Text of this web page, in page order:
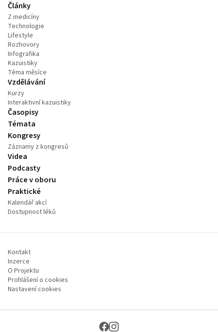
Články
Z medicíny
Technologie
Lifestyle
Rozhovory
Infografika
Kazuistiky
Téma měsíce
Vzdělávání
Kurzy
Interaktivní kazuistiky
Časopisy
Témata
Kongresy
Záznamy z kongresů
Videa
Podcasty
Práce v oboru
Praktické
Kalendář akcí
Dostupnost léků
Kontakt
Inzerce
O Projektu
Prohlášení o cookies
Nastavení cookies